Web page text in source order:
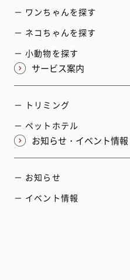
－ ワンちゃんを探す
－ ネコちゃんを探す
－ 小動物を探す
サービス案内
－ トリミング
－ ペットホテル
お知らせ・イベント情報
－ お知らせ
－ イベント情報